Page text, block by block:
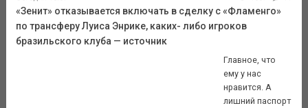
«Зенит» отказывается включать в сделку с «Фламенго»
по трансферу Луиса Энрике, каких- либо игроков
бразильского клуба — источник
Главное, что
ему у нас
нравится. А
лишний паспорт